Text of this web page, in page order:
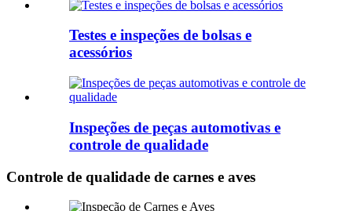
Testes e inspeções de bolsas e
acessórios
Inspeções de peças automotivas e
controle de qualidade
Controle de qualidade de carnes e aves